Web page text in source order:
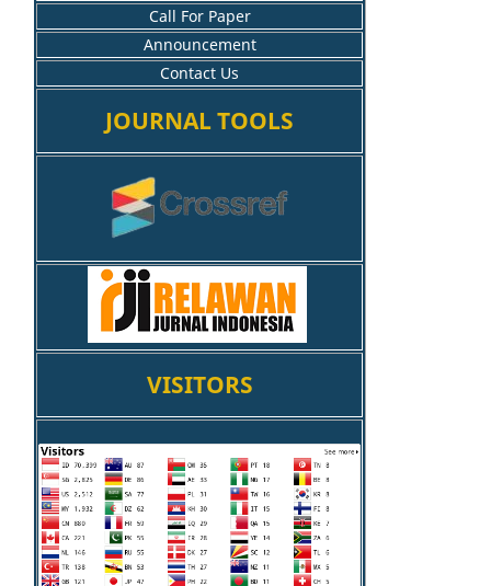
Call For Paper
Announcement
Contact Us
JOURNAL TOOLS
VISITORS